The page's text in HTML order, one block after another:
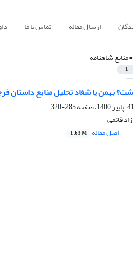
ارسال مقاله تماس با ما
منابع شاهنامه
1
بهمن یا شغاد تحلیل منابع داستان
285-320
قائمی
اصل مقاله 1.63 M